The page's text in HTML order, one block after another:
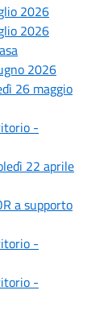
2026
2026
2026
26 maggio
-
22 aprile
a supporto
-
-